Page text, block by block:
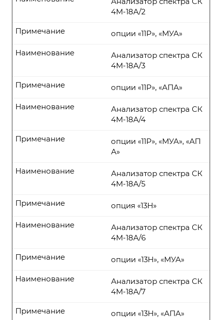
4М-18A/2
опции «11Р», «МУА»
Примечание
Анализатор спектра СК
4М-18A/3
Наименование
опции «11Р», «АПА»
Примечание
Анализатор спектра СК
4М-18A/4
Наименование
опции «11Р», «МУА», «АП
А»
Примечание
Анализатор спектра СК
4М-18A/5
Наименование
опция «13Н»
Примечание
Анализатор спектра СК
4М-18A/6
Наименование
опции «13Н», «МУА»
Примечание
Анализатор спектра СК
4М-18A/7
Наименование
опции «13Н», «АПА»
Примечание